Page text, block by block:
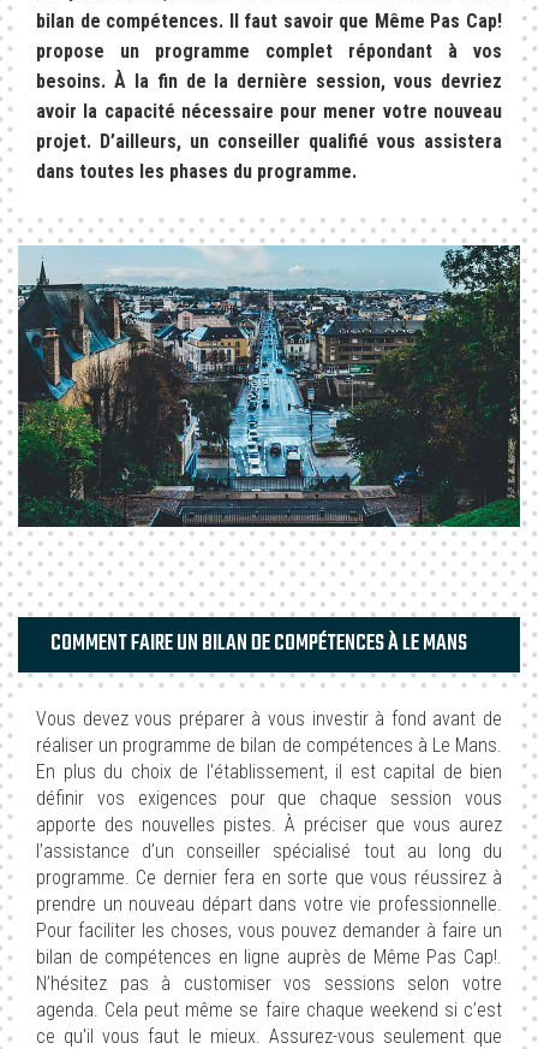
bilan de compétences. Il faut savoir que Même Pas Cap!
propose un programme complet répondant à vos
besoins. À la fin de la dernière session, vous devriez
avoir la capacité nécessaire pour mener votre nouveau
projet. D’ailleurs, un conseiller qualifié vous assistera
dans toutes les phases du programme.
COMMENT FAIRE UN BILAN DE COMPÉTENCES À LE MANS
Vous devez vous préparer à vous investir à fond avant de
réaliser un programme de bilan de compétences à Le Mans.
En plus du choix de l'établissement, il est capital de bien
définir vos exigences pour que chaque session vous
apporte des nouvelles pistes. À préciser que vous aurez
l’assistance d’un conseiller spécialisé tout au long du
programme. Ce dernier fera en sorte que vous réussirez à
prendre un nouveau départ dans votre vie professionnelle.
Pour faciliter les choses, vous pouvez demander à faire un
bilan de compétences en ligne auprès de Même Pas Cap!.
N’hésitez pas à customiser vos sessions selon votre
agenda. Cela peut même se faire chaque weekend si c’est
ce qu'il vous faut le mieux. Assurez-vous seulement que